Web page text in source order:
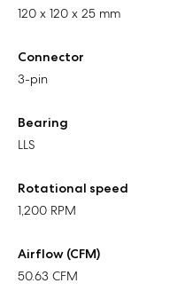
120 x 120 x 25 mm
Connector
3-pin
Bearing
LLS
Rotational speed
1,200 RPM
Airflow (CFM)
50.63 CFM